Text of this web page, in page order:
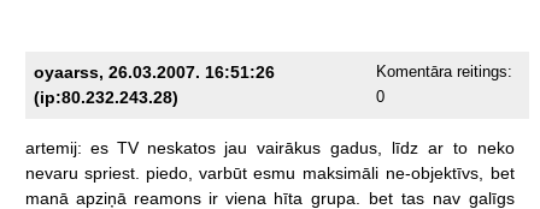
oyaarss, 26.03.2007. 16:51:26
(ip:80.232.243.28)
Komentāra reitings:
0
artemij: es TV neskatos jau vairākus gadus, līdz ar to neko
nevaru spriest. piedo, varbūt esmu maksimāli ne-objektīvs,
bet
manā apziņā reamons ir viena hīta grupa. bet tas nav galīgs